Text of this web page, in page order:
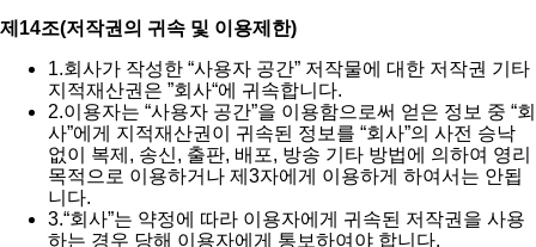
제14조(저작권의 귀속 및 이용제한)
1.회사가 작성한 “사용자 공간” 저작물에 대한 저작권 기타
지적재산권은 ”회사“에 귀속합니다.
2.이용자는 “사용자 공간”을 이용함으로써 얻은 정보 중 “회
사”에게 지적재산권이 귀속된 정보를 “회사”의 사전 승낙
없이 복제, 송신, 출판, 배포, 방송 기타 방법에 의하여 영리
목적으로 이용하거나 제3자에게 이용하게 하여서는 안됩
니다.
3.“회사”는 약정에 따라 이용자에게 귀속된 저작권을 사용
하는 경우 당해 이용자에게 통보하여야 합니다.